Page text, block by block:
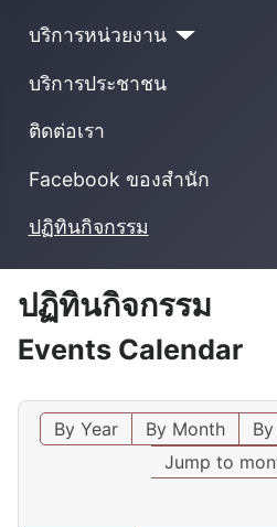
บริการหน่วยงาน
บริการประชาชน
ติดต่อเรา
Facebook ของสำนัก
ปฏิทินกิจกรรม
ปฏิทินกิจกรรม
Events Calendar
By Year By Month
Jump to